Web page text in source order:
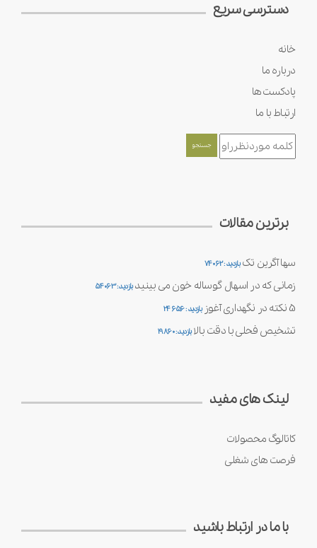
دسترسی سریع
خانه
درباره ما
پادکست ها
ارتباط با ما
برترین مقالات
سها آگرین تک بازدید : 74062
زمانی که در اسهال گوساله خون می بینید بازدید : 54063
5 نکته در نگهداری آغوز بازدید : 24656
تشخیص فحلی با دقت بالا بازدید : 19860
لینک های مفید
کاتالوگ محصولات
فرصت های شغلی
با ما در ارتباط باشید